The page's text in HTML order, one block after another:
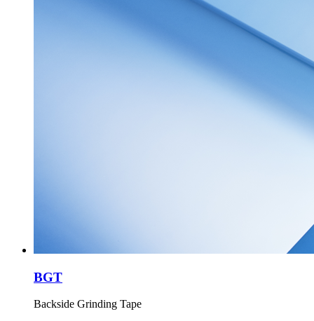
BGT
Backside Grinding Tape